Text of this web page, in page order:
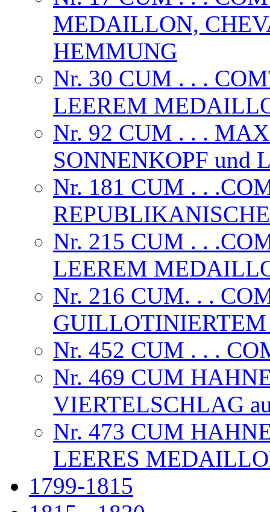
MEDAILLON,
HEMMUNG
Nr. 30 CUM . . .
LEEREM
Nr. 92 CUM . . .
SONNENKOPF und
Nr. 181 CUM . .
Nr. 215 CUM . .
LEEREM
Nr. 216 CUM. . .
Nr. 452 CUM . . .
Nr. 469 CUM
VIERTELSCHLAG
Nr. 473 CUM
LEERES
1799-1815